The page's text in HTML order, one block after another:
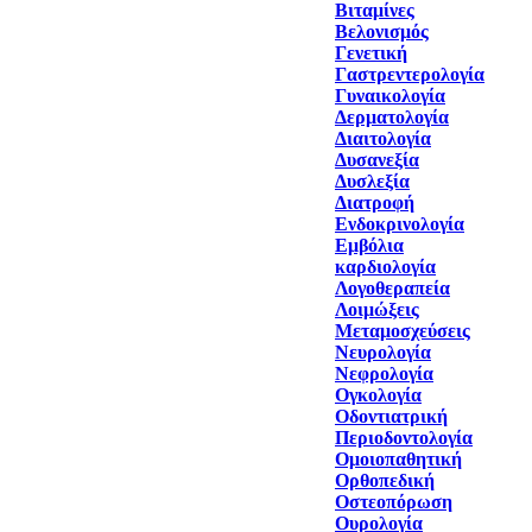
Βιταμίνες
Βελονισμός
Γενετική
Γαστρεντερολογία
Γυναικολογία
Δερματολογία
Διαιτολογία
Δυσανεξία
Δυσλεξία
Διατροφή
Ενδοκρινολογία
Εμβόλια
καρδιολογία
Λογοθεραπεία
Λοιμώξεις
Μεταμοσχεύσεις
Νευρολογία
Νεφρολογία
Ογκολογία
Οδοντιατρική
Περιοδοντολογία
Ομοιοπαθητική
Ορθοπεδική
Οστεοπόρωση
Ουρολογία